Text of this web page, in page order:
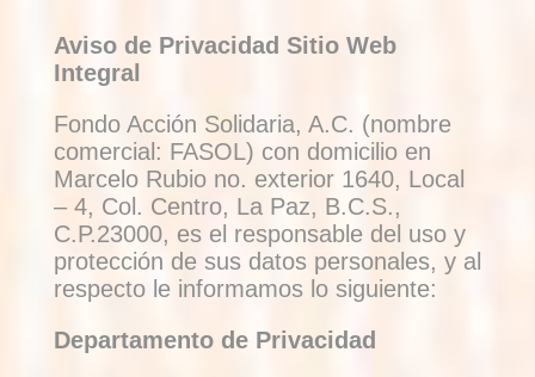
Aviso de Privacidad Sitio Web
Integral
Fondo Acción Solidaria, A.C. (nombre
comercial: FASOL) con domicilio en
Marcelo Rubio no. exterior 1640, Local
– 4, Col. Centro, La Paz, B.C.S.,
C.P.23000, es el responsable del uso y
protección de sus datos personales, y al
respecto le informamos lo siguiente:
Departamento de Privacidad